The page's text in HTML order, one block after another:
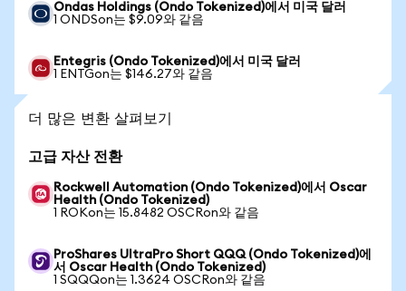
Ondas Holdings (Ondo Tokenized)에서 미국 달러
1 ONDSon는 $9.09와 같음
Entegris (Ondo Tokenized)에서 미국 달러
1 ENTGon는 $146.27와 같음
더 많은 변환 살펴보기
고급 자산 전환
Rockwell Automation (Ondo Tokenized)에서 Oscar
Health (Ondo Tokenized)
1 ROKon는 15.8482 OSCRon와 같음
ProShares UltraPro Short QQQ (Ondo Tokenized)에
서 Oscar Health (Ondo Tokenized)
1 SQQQon는 1.3624 OSCRon와 같음